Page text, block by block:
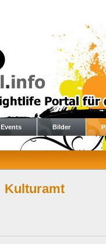
Events Bilder
Kulturamt